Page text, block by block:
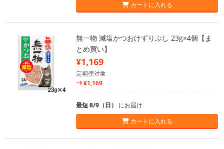
カートに入れる
無一物 減塩かつおけずりぶし 23g×4個【ま
とめ買い】
¥1,169
定期便対象
¥1,169
最短 8/9（日） にお届け
カートに入れる